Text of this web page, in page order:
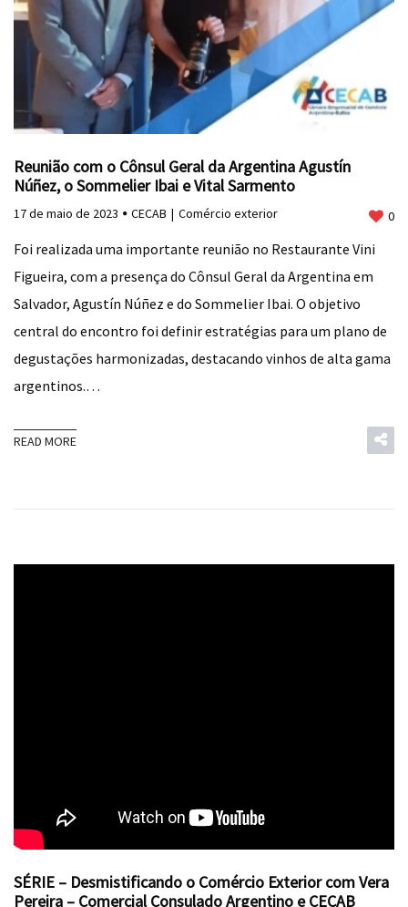
Reunião com o Cônsul Geral da Argentina Agustín
Núñez, o Sommelier Ibai e Vital Sarmento
17 de maio de 2023 CECAB Comércio exterior 0
Foi realizada uma importante reunião no Restaurante Vini
Figueira, com a presença do Cônsul Geral da Argentina em
Salvador, Agustín Núñez e do Sommelier Ibai. O objetivo
central do encontro foi definir estratégias para um plano de
degustações harmonizadas, destacando vinhos de alta gama
argentinos.…
READ MORE
SÉRIE – Desmistificando o Comércio Exterior com Vera
Pereira – Comercial Consulado Argentino e CECAB